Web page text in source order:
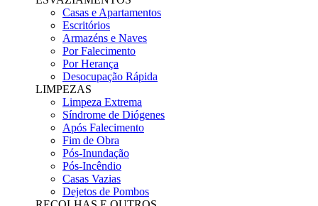
Casas e Apartamentos
Escritórios
Armazéns e Naves
Por Falecimento
Por Herança
Desocupação Rápida
LIMPEZAS
Limpeza Extrema
Síndrome de Diógenes
Após Falecimento
Fim de Obra
Pós-Inundação
Pós-Incêndio
Casas Vazias
Dejetos de Pombos